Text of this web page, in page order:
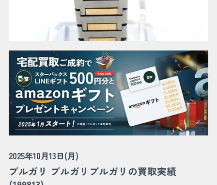
2025年10月13日(月)
ブルガリ ブルガリブルガリの買取実績